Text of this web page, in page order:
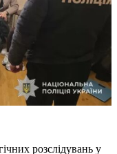
розслідувань у